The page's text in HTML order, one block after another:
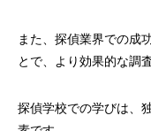
また、探偵業界での成
とで、より効果的な調
探偵学校での学びは、